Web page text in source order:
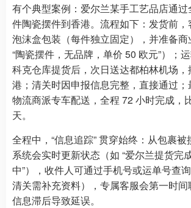
有个典型案例：爱尔兰某手工艺品店通
件陶瓷摆件到香港。流程如下：发货前
泡沫盒包装（每件独立固定），并准备
“陶瓷摆件，无品牌，单价 50 欧元”）；
科克仓库提货后，次日送达都柏林机场
港；清关时因申报信息完整，直接通过
物流商派专车配送，全程 72 小时完成，
天。
全程中，“信息追踪” 贯穿始终：从包裹
系统会实时更新状态（如 “爱尔兰提货完
中”），收件人可通过手机号或运单号查
清关需补充资料），专属客服会第一时
信息滞后导致延误。